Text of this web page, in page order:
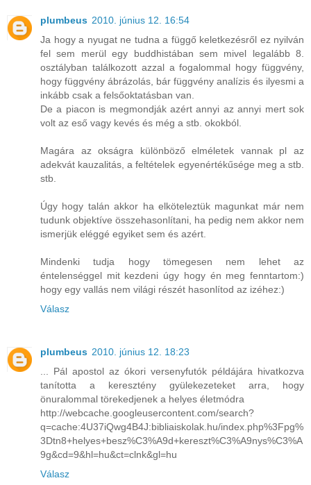
plumbeus 2010. június 12. 16:54
Ja hogy a nyugat ne tudna a függő keletkezésről ez nyilván
fel sem merül egy buddhistában sem mivel legalább 8.
osztályban találkozott azzal a fogalommal hogy függvény,
hogy függvény ábrázolás, bár függvény analízis és ilyesmi a
inkább csak a felsőoktatásban van.
De a piacon is megmondják azért annyi az annyi mert sok
volt az eső vagy kevés és még a stb. okokból.
Magára az okságra különböző elméletek vannak pl az
adekvát kauzalitás, a feltételek egyenértékűsége meg a stb.
stb.
Úgy hogy talán akkor ha elköteleztük magunkat már nem
tudunk objektíve összehasonlítani, ha pedig nem akkor nem
ismerjük eléggé egyiket sem és azért.
Mindenki tudja hogy tömegesen nem lehet az
éntelenséggel mit kezdeni úgy hogy én meg fenntartom:)
hogy egy vallás nem világi részét hasonlítod az izéhez:)
Válasz
plumbeus 2010. június 12. 18:23
... Pál apostol az ókori versenyfutók példájára hivatkozva
tanította a keresztény gyülekezeteket arra, hogy
önuralommal törekedjenek a helyes életmódra
http://webcache.googleusercontent.com/search?
q=cache:4U37iQwg4B4J:bibliaiskolak.hu/index.php%3Fpg%
3Dtn8+helyes+besz%C3%A9d+kereszt%C3%A9nys%C3%A
9g&cd=9&hl=hu&ct=clnk&gl=hu
Válasz